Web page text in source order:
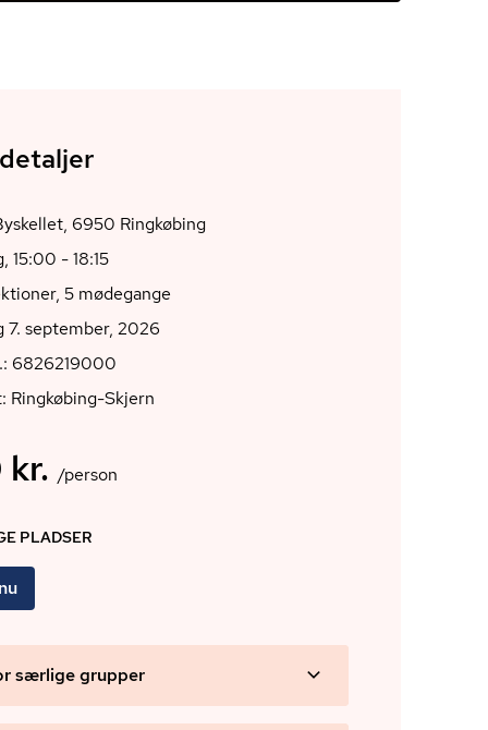
MSM, Byskellet, 6950 Ringkøbing
15:00 - 18:15
5 mødegange
7. september, 2026
6826219000
Ringkøbing-Skjern
kr. /person
PLADSER
særlige grupper